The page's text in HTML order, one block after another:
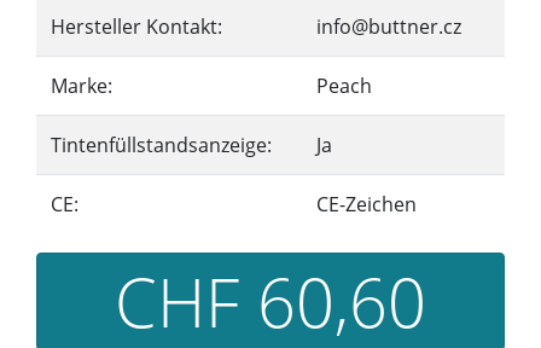
Hersteller Kontakt: info@buttner.cz
Marke: Peach
Tintenfüllstandsanzeige: Ja
CE: CE-Zeichen
CHF 60,60